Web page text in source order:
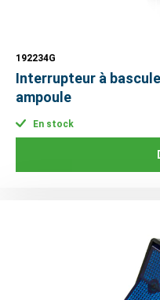
192234G
Interrupteur à
ampoule
En stock